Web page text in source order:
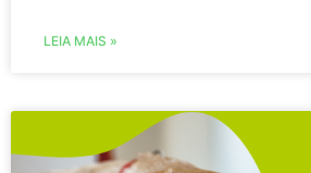
LEIA MAIS »